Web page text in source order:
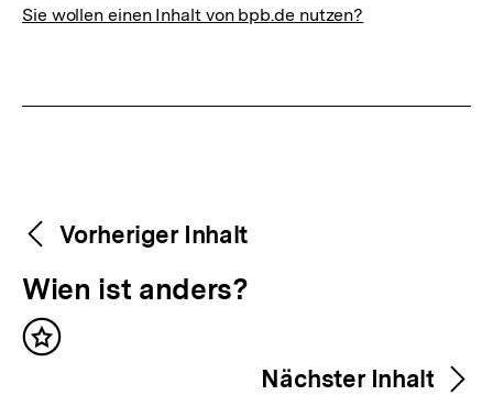
Sie wollen einen Inhalt von bpb.de nutzen?
Weitere
Inhalte
Content-
Navigation
Vorheriger Inhalt
V
o
r
Wien ist anders?
Inhalt
Nächster Inhalt